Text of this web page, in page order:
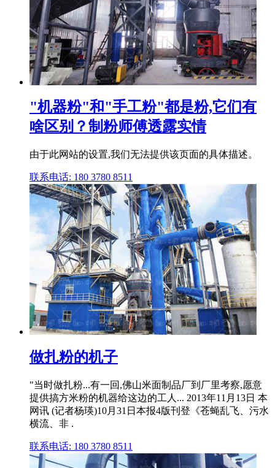
"机器粉"和"手工粉"都是粉,它们有
啥区别？制粉师傅透露实情
由于此网站的设置,我们无法提供该页面的具体描述。
联系电话: 180 3780 8511
做扎粉的机子
"当时做扎粉...有一回,佛山米面制品厂到厂里考察,愿意
提供搞方米粉的机器给这边的工人... 2013年11月13日 本
网讯 (记者杨瑛)10月31日本报4版刊登《苍蝇乱飞、污水
横流、非 .
联系电话: 180 3780 8511